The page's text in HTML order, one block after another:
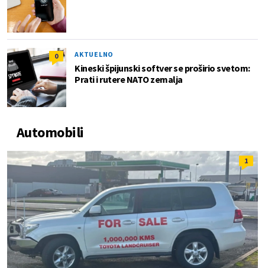
0 AKTUELNO
Kineski špijunski softver se proširio svetom:
Prati i rutere NATO zemalja
Automobili
1